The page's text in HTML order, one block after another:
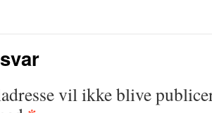
vil ikke blive